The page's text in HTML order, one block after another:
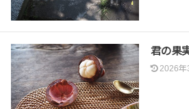
君の果
2026年